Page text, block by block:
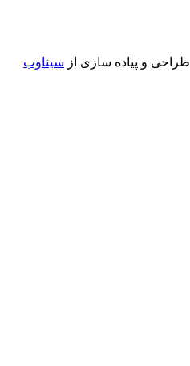
طراحی و پیاده سازی از سیناوب